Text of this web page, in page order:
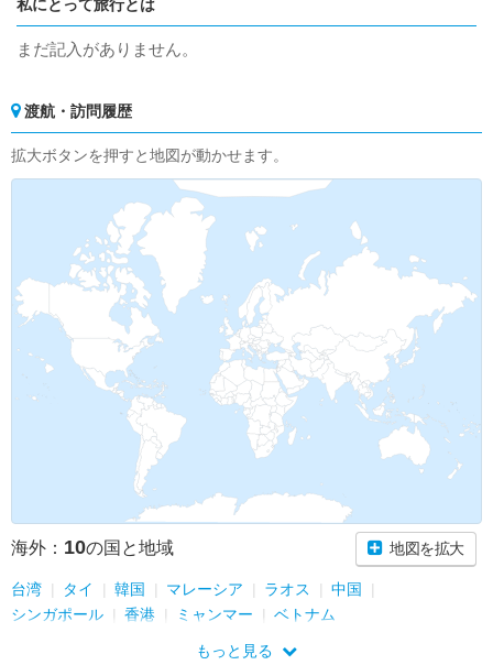
私にとって旅行とは
まだ記入がありません。
渡航・訪問履歴
拡大ボタンを押すと地図が動かせます。
海外： 10の国と地域 地図を拡大
台湾 タイ 韓国 マレーシア ラオス
中国
シンガポール
香港 ミャンマー ベトナム
もっと見る